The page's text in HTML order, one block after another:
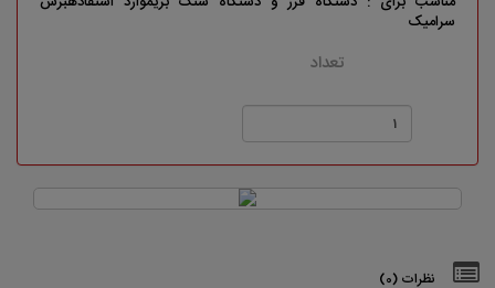
سرامیک
تعداد
نظرات (0)